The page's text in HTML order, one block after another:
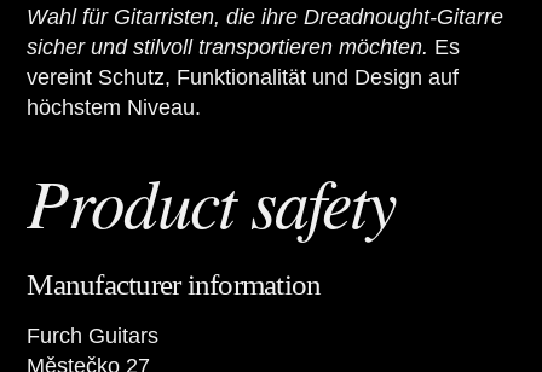
Wahl für Gitarristen, die ihre Dreadnought-Gitarre
sicher und stilvoll transportieren möchten. Es
vereint Schutz, Funktionalität und Design auf
höchstem Niveau.
Product safety
Manufacturer information
Furch Guitars
Městečko 27